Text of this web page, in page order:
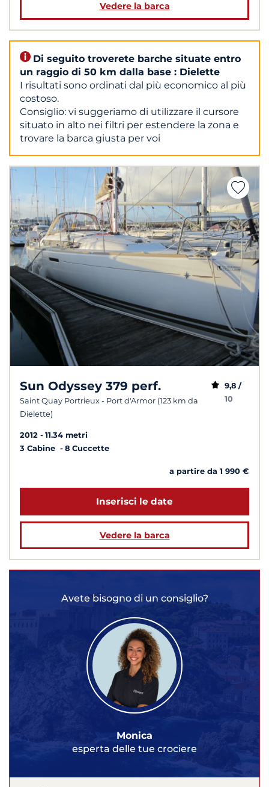
Vedere la barca
Di seguito troverete barche situate entro
un raggio di 50 km dalla base : Dielette
I risultati sono ordinati dal più economico al più
costoso.
Consiglio: vi suggeriamo di utilizzare il cursore
situato in alto nei filtri per estendere la zona e
trovare la barca giusta per voi
Sun Odyssey 379 perf.
Saint Quay Portrieux - Port d'Armor (123 km da
Dielette)
9,8 /
10
2012
11.34 metri
3 Cabine
8 Cuccette
a partire da 1 990 €
Inserisci le date
Vedere la barca
Avete bisogno di un consiglio?
Monica
esperta delle tue crociere